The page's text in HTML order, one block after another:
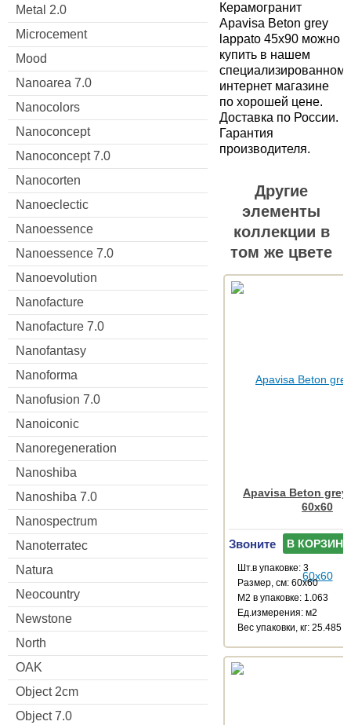
Metal 2.0
Microcement
Mood
Nanoarea 7.0
Nanocolors
Nanoconcept
Nanoconcept 7.0
Nanocorten
Nanoeclectic
Nanoessence
Nanoessence 7.0
Nanoevolution
Nanofacture
Nanofacture 7.0
Nanofantasy
Nanoforma
Nanofusion 7.0
Nanoiconic
Nanoregeneration
Nanoshiba
Nanoshiba 7.0
Nanospectrum
Nanoterratec
Natura
Neocountry
Newstone
North
OAK
Object 2cm
Object 7.0
Керамогранит
Apavisa Beton grey
lappato 45x90 можно
купить в нашем
специализированном
интернет магазине
по хорошей цене.
Доставка по России.
Гарантия
производителя.
Другие
элементы
коллекции в
том же цвете
Apavisa Beton
60x60
Звоните В КОРЗИНУ
Шт.в упаковке: 3
Размер, см: 60x60
М2 в упаковке: 1.063
Ед.измерения: м2
Веc упаковки, кг: 25.485